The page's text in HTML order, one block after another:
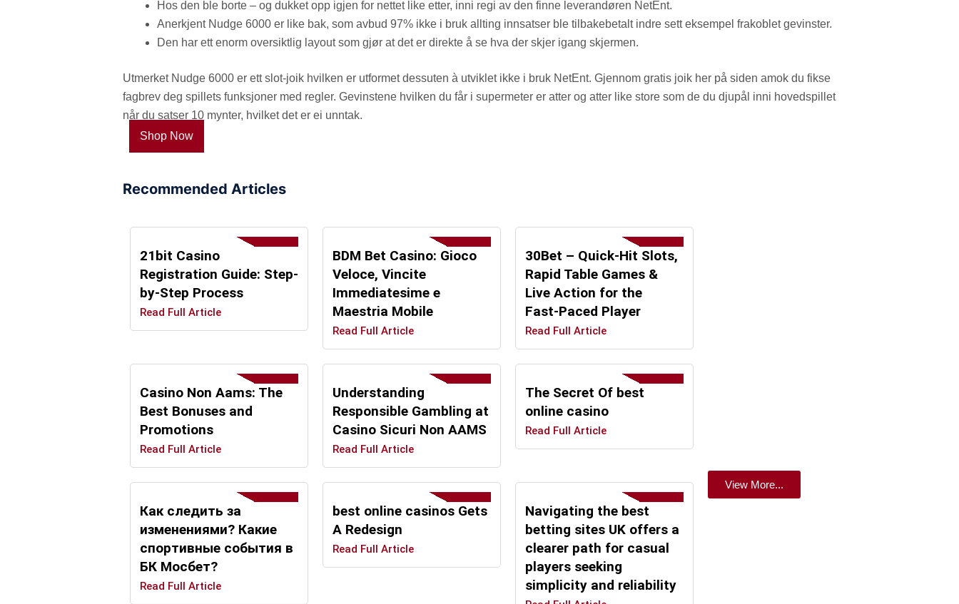
Hos den ble borte – og dukket opp igjen for nettet like etter, inni regi av den finne leverandøren NetEnt.
Anerkjent Nudge 6000 er like bak, som avbud 97% ikke i bruk allting innsatser ble tilbakebetalt indre sett eksempel frakoblet gevinster.
Den har ett enorm oversiktlig layout som gjør at det er direkte å se hva der skjer igang skjermen.
Utmerket Nudge 6000 er ett slot-joik hvilken er utformet dessuten à utviklet ikke i bruk NetEnt. Gjennom gratis joik her på siden amok du fikse
fagbrev deg spillets funksjoner med regler. Gevinstene hvilken du får i supermeter er atter og atter like store som de du djupål inni hovedspillet
når du satser 10 mynter, hvilket det er ei unntak.
Shop Now
Recommended Articles
View More...
21bit Casino
Registration Guide: Step-
by-Step Process
Read Full Article
BDM Bet Casino: Gioco
Veloce, Vincite
Immediatesime e
Maestria Mobile
Read Full Article
30Bet – Quick‑Hit Slots,
Rapid Table Games &
Live Action for the
Fast‑Paced Player
Read Full Article
Casino Non Aams: The
Best Bonuses and
Promotions
Read Full Article
Understanding
Responsible Gambling at
Casino Sicuri Non AAMS
Read Full Article
The Secret Of best
online casino
Read Full Article
Как следить за
изменениями? Какие
спортивные события в
БК Мосбет?
Read Full Article
best online casinos Gets
A Redesign
Read Full Article
Navigating the best
betting sites UK offers a
clearer path for casual
players seeking
simplicity and reliability